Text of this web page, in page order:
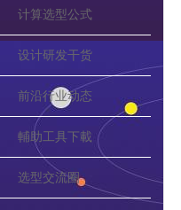
计算选型公式
设计研发干货
前沿行业动态
輔助工具下載
选型交流圈